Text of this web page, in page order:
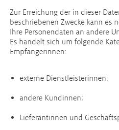
Zur Erreichung der in dieser
beschriebenen Zwecke kann es
Ihre Personendaten an andere
Es handelt sich um folgende
Empfängerinnen:
externe Dienstleisterinnen;
andere Kundinnen;
Lieferantinnen und